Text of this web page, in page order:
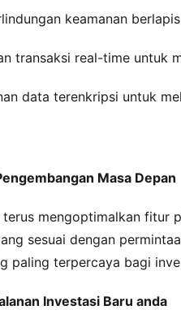
keamanan
transaksi real-time untuk
data terenkripsi untuk
Masa Depan
terus mengoptimalkan fitur
sesuai dengan
paling terpercaya bagi
Investasi Baru anda